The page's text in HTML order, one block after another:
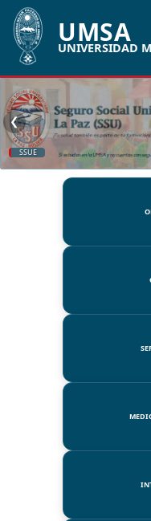
UMSA
UNIVERSIDAD
SSUE
❮